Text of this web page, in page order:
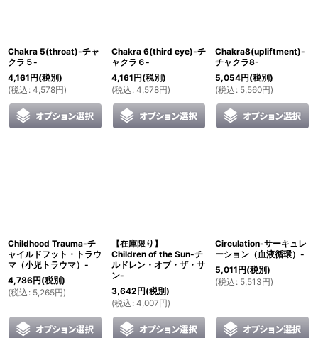
Chakra 5(throat)-チャ
クラ５-
4,161円(税別)
(税込 : 4,578円)
Chakra 6(third eye)-チ
ャクラ６-
4,161円(税別)
(税込 : 4,578円)
Chakra8(upliftment)-
チャクラ8-
5,054円(税別)
(税込 : 5,560円)
Childhood Trauma-チ
ャイルドフット・トラウ
マ（小児トラウマ）-
4,786円(税別)
(税込 : 5,265円)
【在庫限り】
Children of the Sun-チ
ルドレン・オブ・ザ・サ
ン-
3,642円(税別)
(税込 : 4,007円)
Circulation-サーキュレ
ーション（血液循環）-
5,011円(税別)
(税込 : 5,513円)